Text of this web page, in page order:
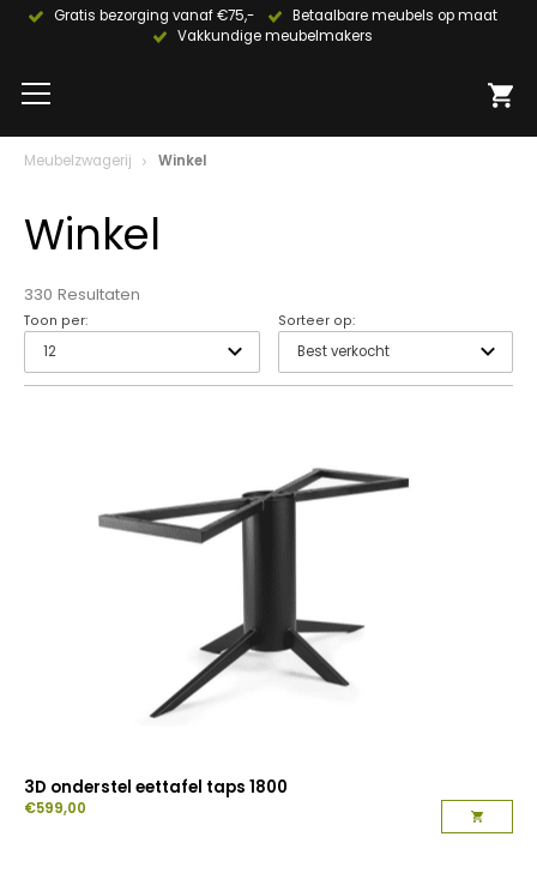
Gratis bezorging vanaf €75,-
Betaalbare meubels op maat
Vakkundige meubelmakers
Meubelzwagerij Winkel
Winkel
330 Resultaten
Toon per: Sorteer op:
3D onderstel eettafel taps 1800
€599,00